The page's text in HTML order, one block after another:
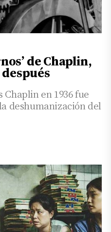
de Chaplin,
en 1936 fue
deshumanización del